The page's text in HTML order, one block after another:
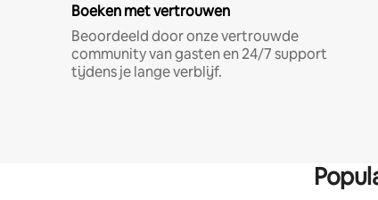
Boeken met vertrouwen
Beoordeeld door onze vertrouwde
community van gasten en 24/7 support
tijdens je lange verblijf.